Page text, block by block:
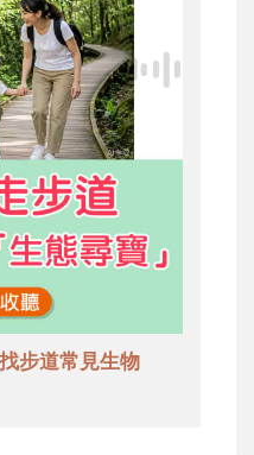
步道常見生物